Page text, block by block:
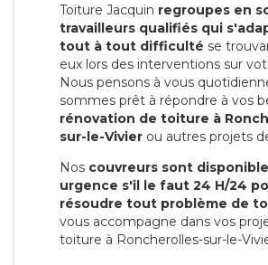
Toiture Jacquin regroupes en
travailleurs qualifiés qui
tout à tout difficulté se
eux lors des interventions sur
Nous pensons à vous
sommes prêt à répondre à vos
rénovation de toiture à
sur-le-Vivier ou autres projets
Nos couvreurs sont
urgence s'il le faut 24 H/24
résoudre tout problème de
vous accompagne dans vos
toiture à Roncherolles-sur-le-